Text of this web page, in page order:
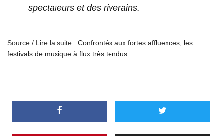
spectateurs et des riverains.
Source / Lire la suite : Confrontés aux fortes affluences, les
festivals de musique à flux très tendus